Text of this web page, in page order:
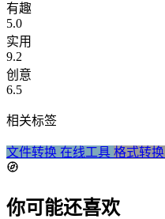
有趣
5.0
实用
9.2
创意
6.5
相关标签
文件转换 在线工具 格式转换
你可能还喜欢